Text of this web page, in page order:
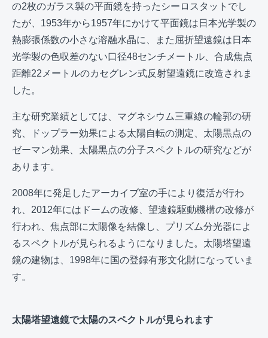
の2枚のガラス製の平面鏡を持ったシーロスタットでし
たが、1953年から1957年にかけて平面鏡は日本光学製の
熱膨張係数の小さな溶融水晶に、また屈折望遠鏡は日本
光学製の色収差のない口径48センチメートル、合成焦点
距離22メートルのカセグレン式反射望遠鏡に改造されま
した。
主な研究業績としては、マグネシウム三重線の輪郭の研
究、ドップラー効果による太陽自転の測定、太陽黒点の
ゼーマン効果、太陽黒点の分子スペクトルの研究などが
あります。
2008年に発足したアーカイブ室の手により復活が行わ
れ、2012年にはドームの改修、望遠鏡駆動機構の改修が
行われ、焦点部に太陽像を結像し、プリズム分光器によ
るスペクトルが見られるようになりました。太陽塔望遠
鏡の建物は、1998年に国の登録有形文化財になっていま
す。
太陽塔望遠鏡で太陽のスペクトルが見られます